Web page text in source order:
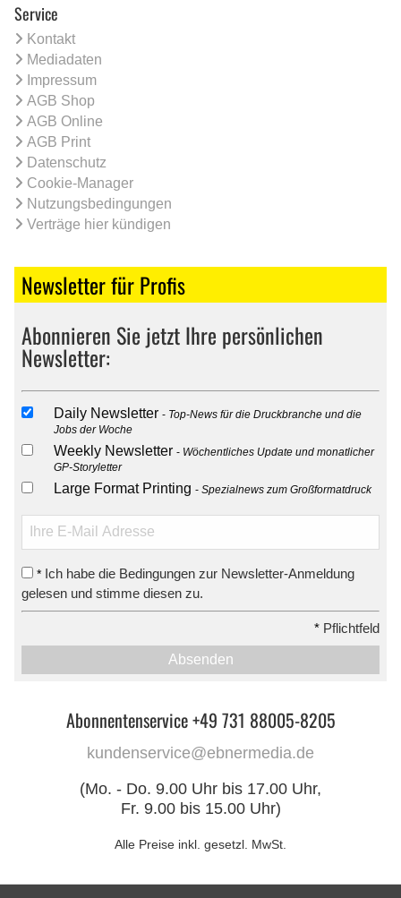
Service
Kontakt
Mediadaten
Impressum
AGB Shop
AGB Online
AGB Print
Datenschutz
Cookie-Manager
Nutzungsbedingungen
Verträge hier kündigen
Newsletter für Profis
Abonnieren Sie jetzt Ihre persönlichen
Newsletter:
Daily Newsletter
Top-News für die Druckbranche und die
Jobs der Woche
Weekly Newsletter
Wöchentliches Update und monatlicher
GP-Storyletter
Large Format Printing Spezialnews zum Großformatdruck
* Ich habe die Bedingungen zur Newsletter-Anmeldung
gelesen und stimme diesen zu.
* Pflichtfeld
Absenden
Abonnentenservice +49 731 88005-8205
kundenservice@ebnermedia.de
(Mo. - Do. 9.00 Uhr bis 17.00 Uhr,
Fr. 9.00 bis 15.00 Uhr)
Alle Preise inkl. gesetzl. MwSt.